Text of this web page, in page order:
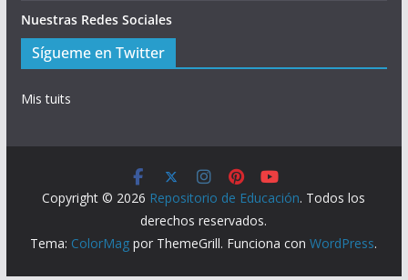
Nuestras Redes Sociales
Sígueme en Twitter
Mis tuits
Copyright © 2026 Repositorio de Educación. Todos los
derechos reservados.
Tema: ColorMag por ThemeGrill. Funciona conWordPress.